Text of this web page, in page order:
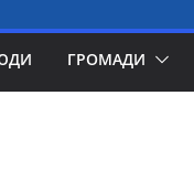
ГРОМАДИ